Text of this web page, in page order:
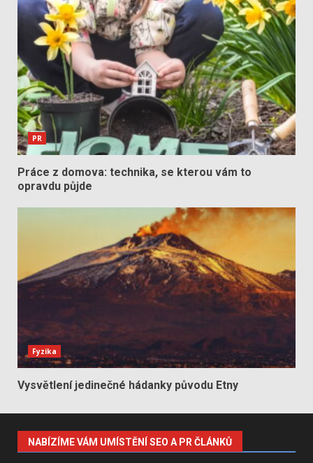
PR
Práce z domova: technika, se kterou vám to
opravdu půjde
Fyzika
Vysvětlení jedinečné hádanky původu Etny
NABÍZÍME VÁM UMÍSTĚNÍ SEO A PR ČLÁNKŮ